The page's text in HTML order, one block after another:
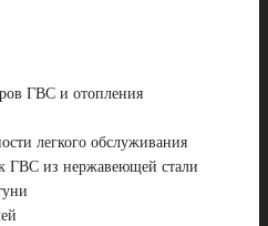
ГВС и отопления
легкого обслуживания
ГВС из нержавеющей стали